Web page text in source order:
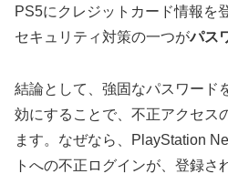
PS5にクレジットカード情報を
セキュリティ対策の一つがパス
結論として、強固なパスワード
効にすることで、不正アクセス
ます。なぜなら、PlayStation
トへの不正ログインが、登録さ